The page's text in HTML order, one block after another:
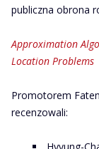
publiczna obrona
Approximation
Location Problems
Promotorem
recenzowali: